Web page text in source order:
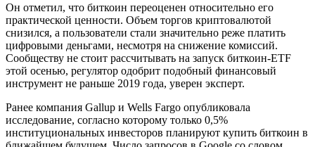
Он отметил, что биткоин переоценен относительно его
практической ценности. Объем торгов криптовалютой
снизился, а пользователи стали значительно реже платить
цифровыми деньгами, несмотря на снижение комиссий.
Сообществу не стоит рассчитывать на запуск биткоин-ETF
этой осенью, регулятор одобрит подобный финансовый
инструмент не раньше 2019 года, уверен эксперт.
Ранее компания Gallup и Wells Fargo опубликовала
исследование, согласно которому только 0,5%
институциональных инвесторов планируют купить биткоин в